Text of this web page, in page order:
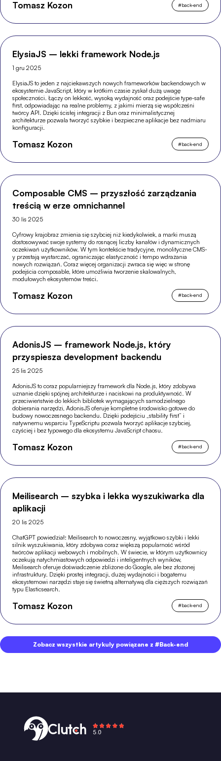
Tomasz Kozon #back-end
ElysiaJS – lekki framework Node.js
1 gru 2025
ElysiaJS to jeden z najciekawszych nowych frameworków backendowych w
ekosystemie JavaScript, który w krótkim czasie zyskał dużą uwagę
społeczności. Łączy on lekkość, wysoką wydajność oraz podejście type-safe
first, odpowiadając na realne problemy, z jakimi mierzą się współcześni
twórcy API. Dzięki ścisłej integracji z Bun oraz minimalistycznej
architekturze pozwala tworzyć szybkie i bezpieczne aplikacje bez nadmiaru
konfiguracji.
Tomasz Kozon #back-end
Composable CMS – przyszłość zarządzania
treścią w erze omnichannel
30 lis 2025
Cyfrowy krajobraz zmienia się szybciej niż kiedykolwiek, a marki muszą
dostosowywać swoje systemy do rosnącej liczby kanałów i dynamicznych
oczekiwań użytkowników. W tym kontekście tradycyjne, monolityczne CMS-
y przestają wystarczać, ograniczając elastyczność i tempo wdrażania
nowych rozwiązań. Coraz więcej organizacji zwraca się więc w stronę
podejścia composable, które umożliwia tworzenie skalowalnych,
modułowych ekosystemów treści.
Tomasz Kozon #back-end
AdonisJS – framework Node.js, który
przyspiesza development backendu
25 lis 2025
AdonisJS to coraz popularniejszy framework dla Node.js, który zdobywa
uznanie dzięki spójnej architekturze i naciskowi na produktywność. W
przeciwieństwie do lekkich bibliotek wymagających samodzielnego
dobierania narzędzi, AdonisJS oferuje kompletne środowisko gotowe do
budowy nowoczesnego backendu. Dzięki podejściu „stability first” i
natywnemu wsparciu TypeScriptu pozwala tworzyć aplikacje szybciej,
czyściej i bez typowego dla ekosystemu JavaScript chaosu.
Tomasz Kozon #back-end
Meilisearch – szybka i lekka wyszukiwarka dla
aplikacji
20 lis 2025
ChatGPT powiedział: Meilisearch to nowoczesny, wyjątkowo szybki i lekki
silnik wyszukiwania, który zdobywa coraz większą popularność wśród
twórców aplikacji webowych i mobilnych. W świecie, w którym użytkownicy
oczekują natychmiastowych odpowiedzi i inteligentnych wyników,
Meilisearch oferuje doświadczenie zbliżone do Google, ale bez złożonej
infrastruktury. Dzięki prostej integracji, dużej wydajności i bogatemu
ekosystemowi narzędzi staje się świetną alternatywą dla cięższych rozwiązań
typu Elasticsearch.
Tomasz Kozon #back-end
Zobacz wszystkie artykuły powiązane z #Back-end